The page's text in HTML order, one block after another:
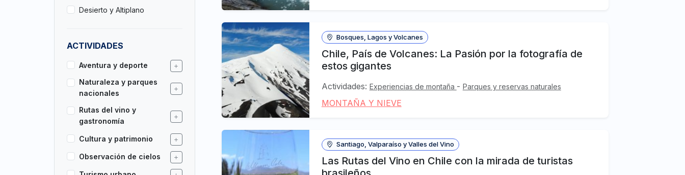
Desierto y Altiplano
ACTIVIDADES
Aventura y deporte
Naturaleza y parques
nacionales
Rutas del vino y
gastronomía
Cultura y patrimonio
Observación de cielos
Bosques, Lagos y Volcanes
Chile, País de Volcanes: La Pasión por la fotografía de
estos gigantes
Actividades: Experiencias de montaña - Parques y reservas naturales
MONTAÑA Y NIEVE
Santiago, Valparaíso y Valles del Vino
Las Rutas del Vino en Chile con la mirada de turistas